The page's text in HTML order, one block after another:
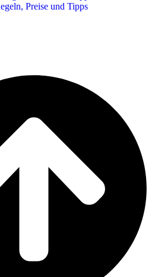
Preise und Tipps